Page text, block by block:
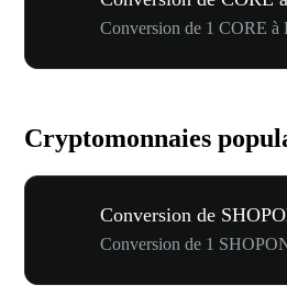
Conversion de 1 CORE à
Cryptomonnaies
Conversion de
Conversion de 1